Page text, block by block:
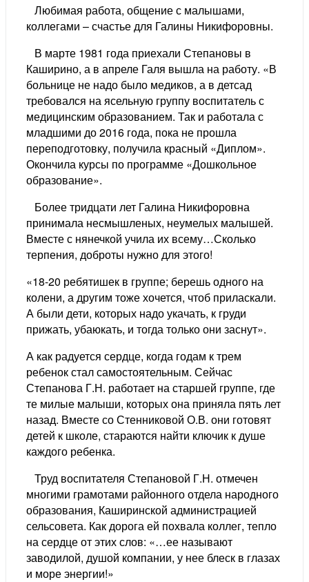
Любимая работа, общение с малышами,
коллегами – счастье для Галины Никифоровны.
В марте 1981 года приехали Степановы в
Каширино, а в апреле Галя вышла на работу. «В
больнице не надо было медиков, а в детсад
требовался на ясельную группу воспитатель с
медицинским образованием. Так и работала с
младшими до 2016 года, пока не прошла
переподготовку, получила красный «Диплом».
Окончила курсы по программе «Дошкольное
образование».
Более тридцати лет Галина Никифоровна
принимала несмышленых, неумелых малышей.
Вместе с нянечкой учила их всему…Сколько
терпения, доброты нужно для этого!
«18-20 ребятишек в группе; берешь одного на
колени, а другим тоже хочется, чтоб приласкали.
А были дети, которых надо укачать, к груди
прижать, убаюкать, и тогда только они заснут».
А как радуется сердце, когда годам к трем
ребенок стал самостоятельным. Сейчас
Степанова Г.Н. работает на старшей группе, где
те милые малыши, которых она приняла пять лет
назад. Вместе со Стенниковой О.В. они готовят
детей к школе, стараются найти ключик к душе
каждого ребенка.
Труд воспитателя Степановой Г.Н. отмечен
многими грамотами районного отдела народного
образования, Каширинской администрацией
сельсовета. Как дорога ей похвала коллег, тепло
на сердце от этих слов: «…ее называют
заводилой, душой компании, у нее блеск в глазах
и море энергии!»